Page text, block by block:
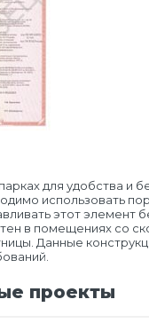
для удобства и
использовать
этот элемент
в помещениях со
Данные
проекты